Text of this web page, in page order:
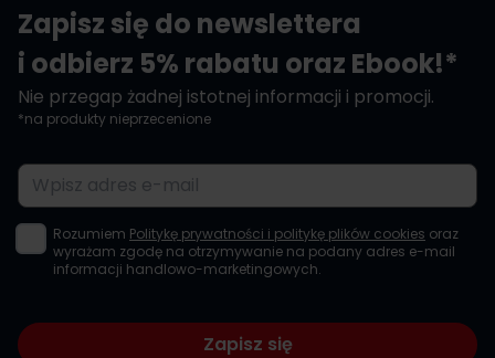
Zapisz się do newslettera
i odbierz 5% rabatu oraz Ebook!*
Nie przegap żadnej istotnej informacji i promocji.
*na produkty nieprzecenione
Adres e-mail
Rozumiem Politykę prywatności i politykę plików cookies oraz
wyrażam zgodę na otrzymywanie na podany adres e-mail
informacji handlowo-marketingowych.
Zapisz się